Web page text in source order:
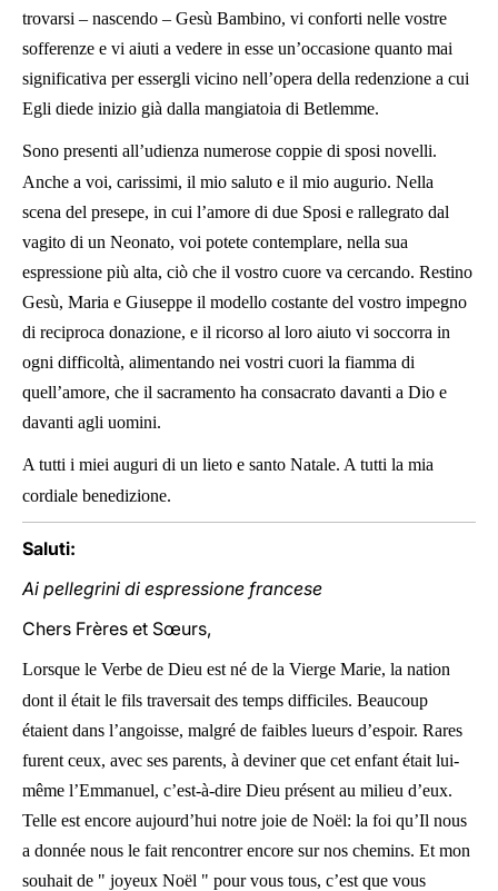
trovarsi – nascendo – Gesù Bambino, vi conforti nelle vostre
sofferenze e vi aiuti a vedere in esse un’occasione quanto mai
significativa per essergli vicino nell’opera della redenzione a cui
Egli diede inizio già dalla mangiatoia di Betlemme.
Sono presenti all’udienza numerose coppie di sposi novelli.
Anche a voi, carissimi, il mio saluto e il mio augurio. Nella
scena del presepe, in cui l’amore di due Sposi e rallegrato dal
vagito di un Neonato, voi potete contemplare, nella sua
espressione più alta, ciò che il vostro cuore va cercando. Restino
Gesù, Maria e Giuseppe il modello costante del vostro impegno
di reciproca donazione, e il ricorso al loro aiuto vi soccorra in
ogni difficoltà, alimentando nei vostri cuori la fiamma di
quell’amore, che il sacramento ha consacrato davanti a Dio e
davanti agli uomini.
A tutti i miei auguri di un lieto e santo Natale. A tutti la mia
cordiale benedizione.
Saluti:
Ai pellegrini di espressione francese
Chers Frères et Sœurs,
Lorsque le Verbe de Dieu est né de la Vierge Marie, la nation
dont il était le fils traversait des temps difficiles. Beaucoup
étaient dans l’angoisse, malgré de faibles lueurs d’espoir. Rares
furent ceux, avec ses parents, à deviner que cet enfant était lui-
même l’Emmanuel, c’est-à-dire Dieu présent au milieu d’eux.
Telle est encore aujourd’hui notre joie de Noël: la foi qu’Il nous
a donnée nous le fait rencontrer encore sur nos chemins. Et mon
souhait de " joyeux Noël " pour vous tous, c’est que vous